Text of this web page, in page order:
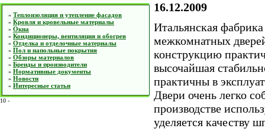
» Теплоизоляция и утепление фасадов
» Кровля и кровельные материалы
» Окна
» Кондиционеры, вентиляция и обогрев
» Отделка и отделочные материалы
» Пол и напольные покрытия
» Обзоры материалов
» Бренды и производители
» Нормативные документы
» Новости
» Интересные статьи
10 -
16.12.2009
Итальянская
межкомнатных
конструкцию
высочайшая
практичны в
Двери очень легко
производстве
уделяется качеству